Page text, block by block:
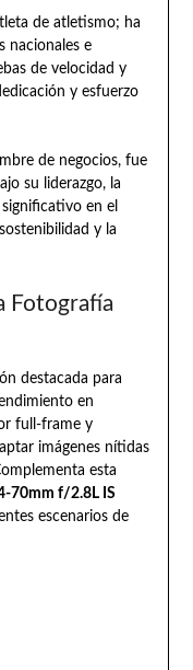
de atletismo; ha
nacionales e
de velocidad y
y esfuerzo
de negocios, fue
su liderazgo, la
en el
y la
Fotografía
destacada para
en
full-frame y
imágenes nítidas
esta
70mm f/2.8L IS
escenarios de